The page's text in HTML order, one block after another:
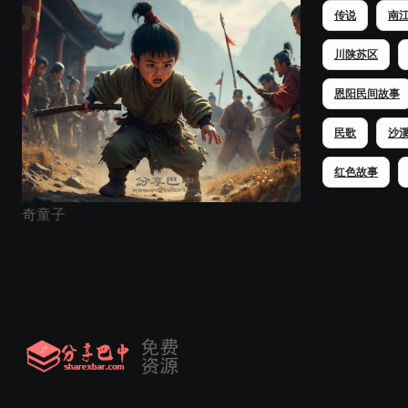
奇童子
传说 南
川陕苏区
恩阳民间故事
民歌 沙
红色故事